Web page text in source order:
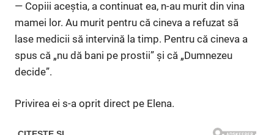
— Copiii aceștia, a continuat ea, n-au murit din vina
mamei lor. Au murit pentru că cineva a refuzat să
lase medicii să intervină la timp. Pentru că cineva a
spus că „nu dă bani pe prostii” și că „Dumnezeu
decide”.
Privirea ei s-a oprit direct pe Elena.